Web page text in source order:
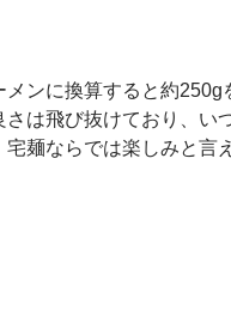
ンに換算すると約250g
は飛び抜けており、い
麺ならでは楽しみと言